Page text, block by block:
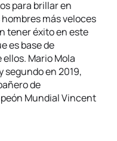
para brillar en
más veloces
tener éxito en este
es base de
Mario Mola
segundo en 2019,
de
Mundial Vincent